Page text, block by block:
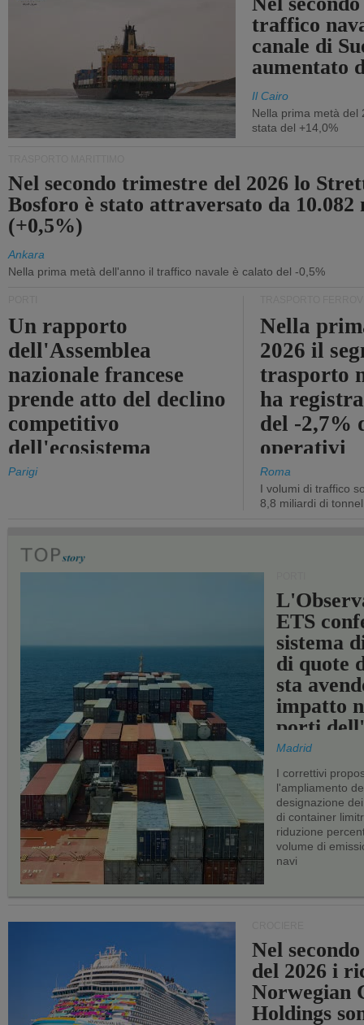
traffico
canale di
aumentato
Il Cairo
Nella prima metà del
stata del +14,0%
Nel secondo trimestre del 2026 lo
Bosforo è stato attraversato da 10.082
(+0,5%)
Ankara
Nella prima metà dell'anno il traffico navale è calato del -0,5%
Un rapporto
dell'Assemblea
nazionale francese
prende atto del declino
competitivo
dell'ecosistema
portuale statale
Parigi
Nella
2026 il
trasporto
ha
del -2,7%
operativi
Roma
I volumi di traffico
8,8 miliardi di
ETS
sistema
di quote
sta
impatto
porti
Madrid
I correttivi
l'ampliamento
designazione
di container
riduzione
volume di
navi
Nel
del 2026 i
Norwegian
Holdings